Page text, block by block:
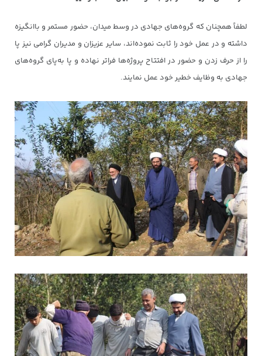
لطفاً همچنان که گروه‌های جهادی در وسط میدان، حضور مستمر و باانگیزه
داشته و در عمل خود را ثابت نموده‌اند، سایر عزیزان و مدیران گرامی نیز پا
را از حرف زدن و حضور در افتتاح پروژه‌ها فراتر نهاده و پا به‌پای گروه‌های
جهادی به وظایف خطیر خود عمل نمایند.